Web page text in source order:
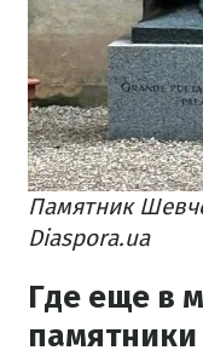
Памятник
Diaspora.ua
Где еще в